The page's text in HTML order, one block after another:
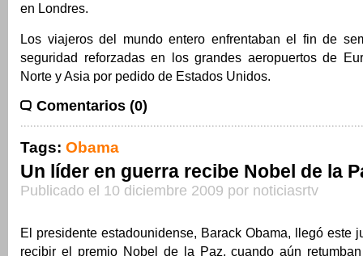
en Londres.
Los viajeros del mundo entero enfrentaban el fin de
seguridad reforzadas en los grandes aeropuertos de
Norte y Asia por pedido de Estados Unidos.
Comentarios (0)
Tags: Obama
Un líder en guerra recibe Nobel de la
Publicado el 10 diciembre 2009 por noticiasrtv
El presidente estadounidense, Barack Obama, llegó este
recibir el premio Nobel de la Paz, cuando aún